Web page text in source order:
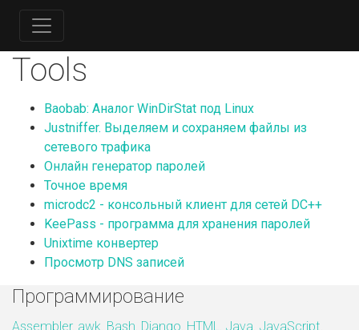
Tools
Baobab: Аналог WinDirStat под Linux
Justniffer. Выделяем и сохраняем файлы из
сетевого трафика
Онлайн генератор паролей
Точное время
microdc2 - консольный клиент для сетей DC++
KeePass - программа для хранения паролей
Unixtime конвертер
Просмотр DNS записей
Программирование
Assembler, awk, Bash, Django, HTML, Java, JavaScript,